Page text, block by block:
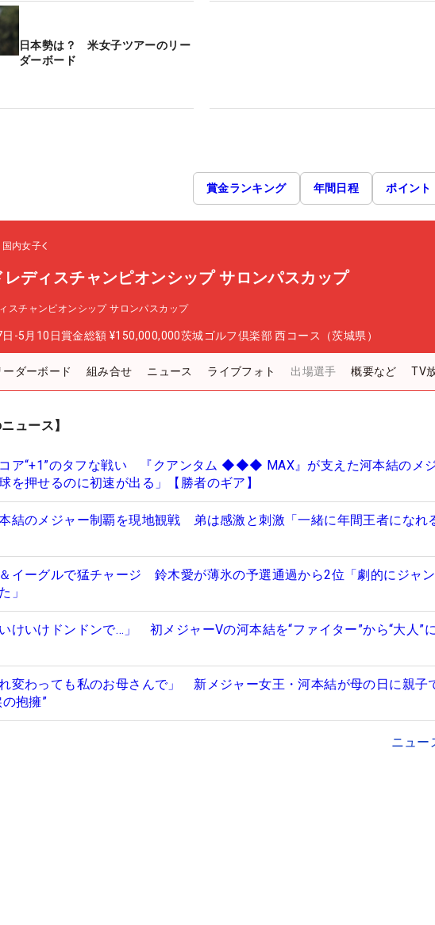
日本勢は？ 米女子ツアーのリー
ダーボード
賞金ランキング 年間日程 ポイント
国内女子
レディスチャンピオンシップ サロンパスカップ
スチャンピオンシップ サロンパスカップ
-5月10日賞金総額 ¥150,000,000茨城ゴルフ倶楽部 西コース（茨城県）
ーダーボード 組み合せ ニュース ライブフォト 出場選手 概要など TV
ュース】
ア“+1”のタフな戦い 『クアンタム ◆◆◆ MAX』が支えた河本結のメ
を押せるのに初速が出る」【勝者のギア】
結のメジャー制覇を現地観戦 弟は感激と刺激「一緒に年間王者になれ
イーグルで猛チャージ 鈴木愛が薄氷の予選通過から2位「劇的にジャ
」
いけいけドンドンで…」 初メジャーVの河本結を“ファイター”から“大人”
れ変わっても私のお母さんで」 新メジャー女王・河本結が母の日に親子
の抱擁”
ニュー